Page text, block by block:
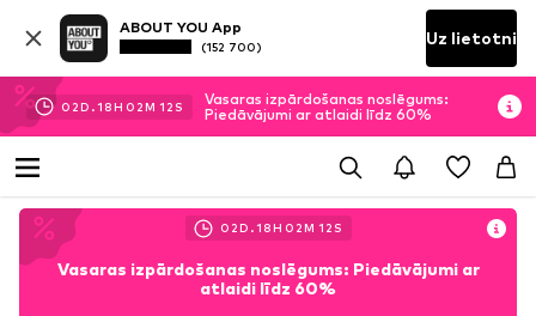
ABOUT YOU App
(152 700) Uz lietotni
02D.18H 02M 10 S
Vasaras izpārdošanas noslēgums:
Piedāvājumi ar atlaidi līdz 60%
02D.18H 02M 10 S
Vasaras izpārdošanas noslēgums: Piedāvājumi ar
atlaidi līdz 60%